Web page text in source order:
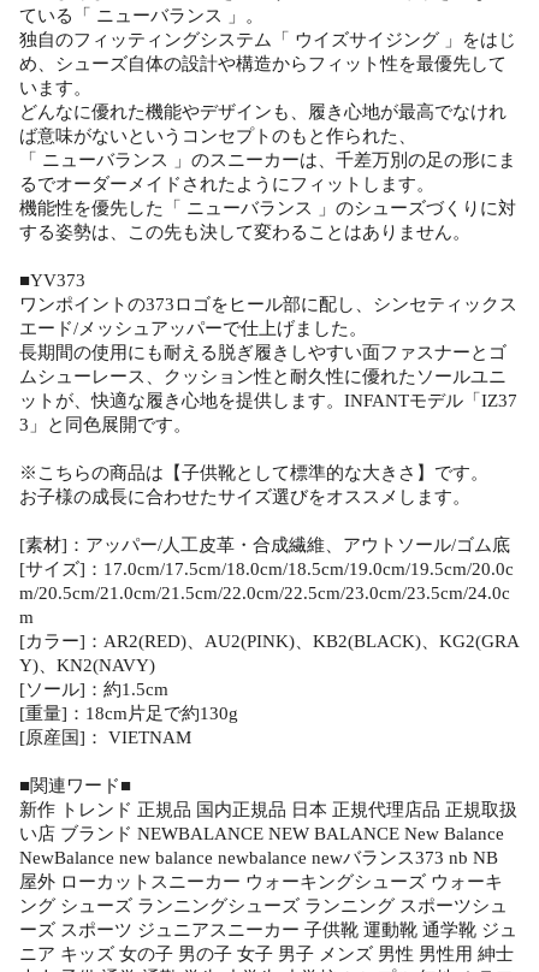
ている「 ニューバランス 」。
独自のフィッティングシステム「 ウイズサイジング 」をはじ
め、シューズ自体の設計や構造からフィット性を最優先して
います。
どんなに優れた機能やデザインも、履き心地が最高でなけれ
ば意味がないというコンセプトのもと作られた、
「 ニューバランス 」のスニーカーは、千差万別の足の形にま
るでオーダーメイドされたようにフィットします。
機能性を優先した「 ニューバランス 」のシューズづくりに対
する姿勢は、この先も決して変わることはありません。
■YV373
ワンポイントの373ロゴをヒール部に配し、シンセティックス
エード/メッシュアッパーで仕上げました。
長期間の使用にも耐える脱ぎ履きしやすい面ファスナーとゴ
ムシューレース、クッション性と耐久性に優れたソールユニ
ットが、快適な履き心地を提供します。INFANTモデル「IZ37
3」と同色展開です。
※こちらの商品は【子供靴として標準的な大きさ】です。
お子様の成長に合わせたサイズ選びをオススメします。
[素材]：アッパー/人工皮革・合成繊維、アウトソール/ゴム底
[サイズ]：17.0cm/17.5cm/18.0cm/18.5cm/19.0cm/19.5cm/20.0c
m/20.5cm/21.0cm/21.5cm/22.0cm/22.5cm/23.0cm/23.5cm/24.0c
m
[カラー]：AR2(RED)、AU2(PINK)、KB2(BLACK)、KG2(GRA
Y)、KN2(NAVY)
[ソール]：約1.5cm
[重量]：18cm片足で約130g
[原産国]： VIETNAM
■関連ワード■
新作 トレンド 正規品 国内正規品 日本 正規代理店品 正規取扱
い店 ブランド NEWBALANCE NEW BALANCE New Balance
NewBalance new balance newbalance newバランス373 nb NB
屋外 ローカットスニーカー ウォーキングシューズ ウォーキ
ング シューズ ランニングシューズ ランニング スポーツシュ
ーズ スポーツ ジュニアスニーカー 子供靴 運動靴 通学靴 ジュ
ニア キッズ 女の子 男の子 女子 男子 メンズ 男性 男性用 紳士